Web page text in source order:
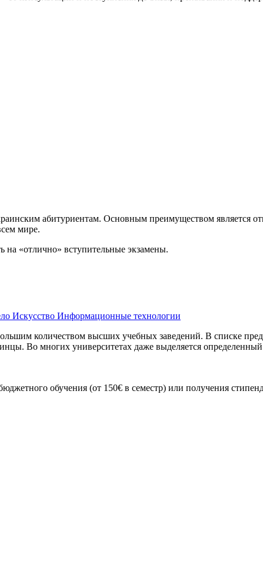
абитуриентам. Основным преимуществом является
мире.
на «отлично» вступительные экзамены.
Искусство Информационные технологии
количеством высших учебных заведений. В списке
Во многих университетах даже выделяется
обучения (от 150€ в семестр) или получения